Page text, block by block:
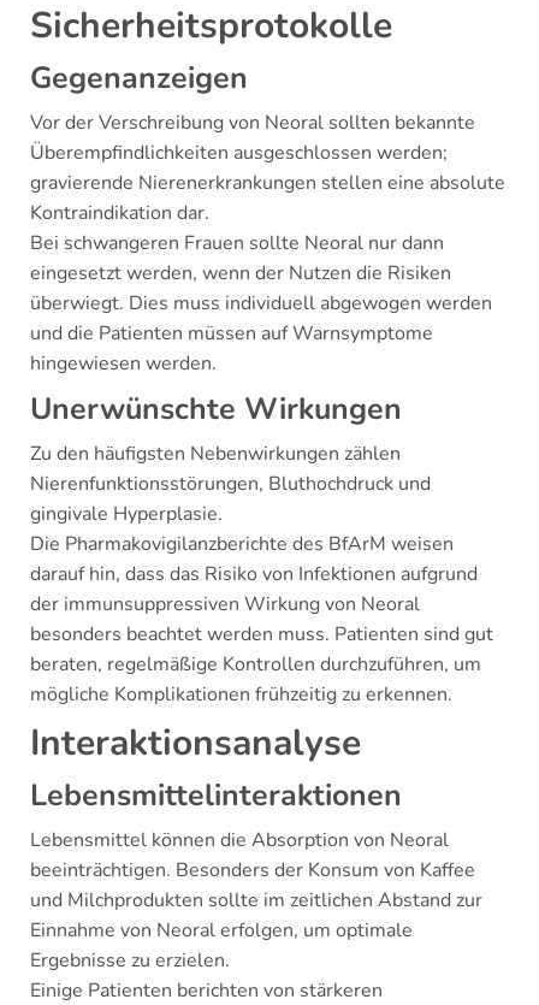
Sicherheitsprotokolle
Gegenanzeigen
Vor der Verschreibung von Neoral sollten bekannte
Überempfindlichkeiten ausgeschlossen werden;
gravierende Nierenerkrankungen stellen eine absolute
Kontraindikation dar.
Bei schwangeren Frauen sollte Neoral nur dann
eingesetzt werden, wenn der Nutzen die Risiken
überwiegt. Dies muss individuell abgewogen werden
und die Patienten müssen auf Warnsymptome
hingewiesen werden.
Unerwünschte Wirkungen
Zu den häufigsten Nebenwirkungen zählen
Nierenfunktionsstörungen, Bluthochdruck und
gingivale Hyperplasie.
Die Pharmakovigilanzberichte des BfArM weisen
darauf hin, dass das Risiko von Infektionen aufgrund
der immunsuppressiven Wirkung von Neoral
besonders beachtet werden muss. Patienten sind gut
beraten, regelmäßige Kontrollen durchzuführen, um
mögliche Komplikationen frühzeitig zu erkennen.
Interaktionsanalyse
Lebensmittelinteraktionen
Lebensmittel können die Absorption von Neoral
beeinträchtigen. Besonders der Konsum von Kaffee
und Milchprodukten sollte im zeitlichen Abstand zur
Einnahme von Neoral erfolgen, um optimale
Ergebnisse zu erzielen.
Einige Patienten berichten von stärkeren